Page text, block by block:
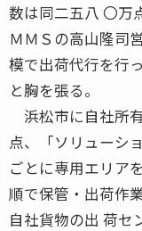
数は同二五八 〇万
ＭＭＳの高山隆司
模で出荷代行を行
と胸を張る。
浜松市に自社所
点、「ソリューシ
ごとに専用エリア
順で保管・出荷作
自社貨物の出 荷セ